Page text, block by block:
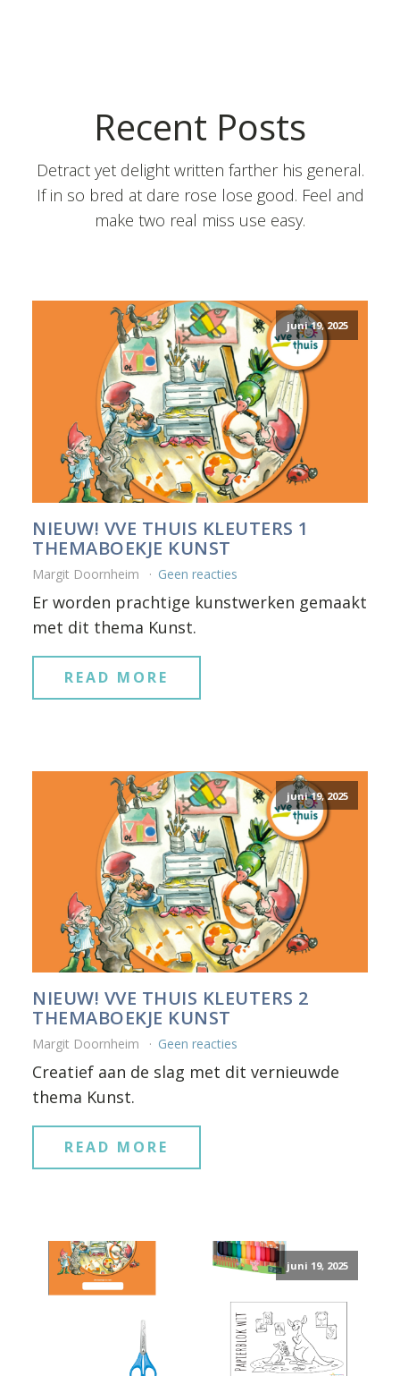
Recent Posts
Detract yet delight written farther his general.
If in so bred at dare rose lose good. Feel and
make two real miss use easy.
juni 19, 2025
NIEUW! VVE THUIS KLEUTERS 1
THEMABOEKJE KUNST
Margit Doornheim Geen reacties
Er worden prachtige kunstwerken gemaakt
met dit thema Kunst.
READ MORE
juni 19, 2025
NIEUW! VVE THUIS KLEUTERS 2
THEMABOEKJE KUNST
Margit Doornheim Geen reacties
Creatief aan de slag met dit vernieuwde
thema Kunst.
READ MORE
juni 19, 2025